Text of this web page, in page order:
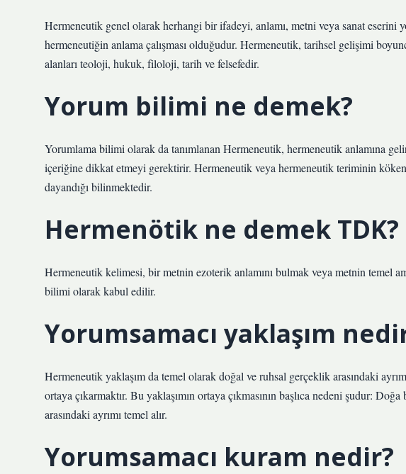
Hermeneutik genel olarak herhangi bir ifadeyi, anlamı, metni veya sanat eserini
hermeneutiğin anlama çalışması olduğudur. Hermeneutik, tarihsel gelişimi
alanları teoloji, hukuk, filoloji, tarih ve felsefedir.
Yorum bilimi ne demek?
Yorumlama bilimi olarak da tanımlanan Hermeneutik, hermeneutik anlamına
içeriğine dikkat etmeyi gerektirir. Hermeneutik veya hermeneutik teriminin
dayandığı bilinmektedir.
Hermenötik ne demek TDK?
Hermeneutik kelimesi, bir metnin ezoterik anlamını bulmak veya metnin temel
bilimi olarak kabul edilir.
Yorumsamacı yaklaşım
Hermeneutik yaklaşım da temel olarak doğal ve ruhsal gerçeklik arasındaki
ortaya çıkarmaktır. Bu yaklaşımın ortaya çıkmasının başlıca nedeni şudur:
arasındaki ayrımı temel alır.
Yorumsamacı kuram nedir?